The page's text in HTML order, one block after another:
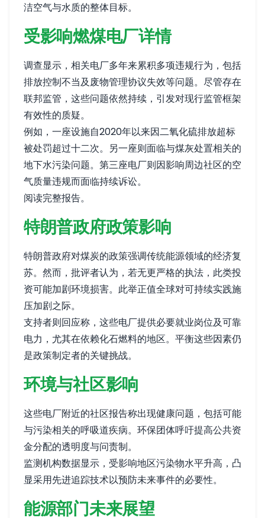
洁空气与水质的整体目标。
受影响燃煤电厂详情
调查显示，相关电厂多年来累积多项违规行为，包括
排放控制不当及废物管理协议失效等问题。尽管存在
联邦监管，这些问题依然持续，引发对现行监管框架
有效性的质疑。
例如，一座设施自2020年以来因二氧化硫排放超标
被处罚超过十二次。另一座则面临与煤灰处置相关的
地下水污染问题。第三座电厂则因影响周边社区的空
气质量违规而面临持续诉讼。
阅读完整报告。
特朗普政府政策影响
特朗普政府对煤炭的政策强调传统能源领域的经济复
苏。然而，批评者认为，若无更严格的执法，此类投
资可能加剧环境损害。此举正值全球对可持续实践施
压加剧之际。
支持者则回应称，这些电厂提供必要就业岗位及可靠
电力，尤其在依赖化石燃料的地区。平衡这些因素仍
是政策制定者的关键挑战。
环境与社区影响
这些电厂附近的社区报告称出现健康问题，包括可能
与污染相关的呼吸道疾病。环保团体呼吁提高公共资
金分配的透明度与问责制。
监测机构数据显示，受影响地区污染物水平升高，凸
显采用先进追踪技术以预防未来事件的必要性。
能源部门未来展望